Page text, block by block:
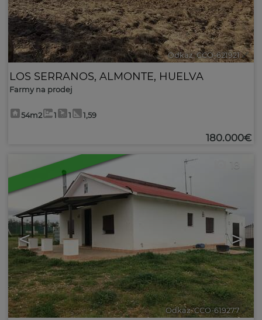
Odkaz. CCO-621921 🔗
LOS SERRANOS, ALMONTE, HUELVA
Farmy na prodej
54m2 1 1 1,59
180.000€
< >
18
Odkaz. CCO-619277 🔗